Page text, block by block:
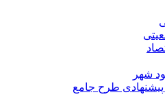
شهر
طرح جامع